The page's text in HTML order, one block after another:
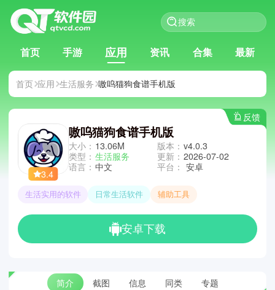
首页 手游 应用 资讯 合集 最新
首页 应用 生活服务 嗷呜猫狗食谱手机版
反馈
3.4
嗷呜猫狗食谱手机版
大小： 13.06M
类型： 生活服务
语言： 中文
版本： v4.0.3
更新： 2026-07-02
平台： 安卓
生活实用的软件 日常生活软件 辅助工具
安卓下载
简介 截图 信息 同类 专题